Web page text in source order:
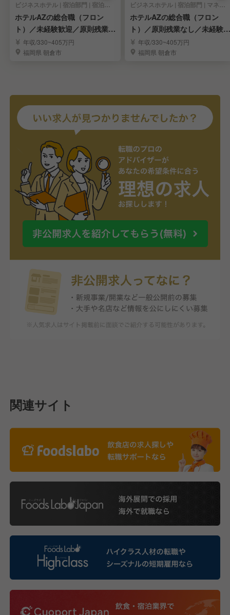
ビジネスホテル | 宿泊部門 | 宿泊全般
ホテルAZの総合職（フロン
ト）／未経験歓迎／原則残業な
し 年収/330~405万円
福岡県 朝倉市
ビジネスホテル | 宿泊部門 | マネージャー・支配人・副支配人・女将
ホテルAZの総合職（フロン
ト）／原則残業なし／未経験歓
迎 年収/330~405万円
福岡県 朝倉市
関連サイト